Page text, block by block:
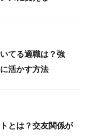
てる適職は？強
活かす方法
とは？交友関係が